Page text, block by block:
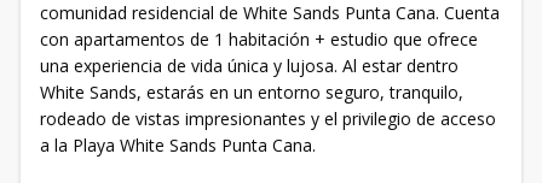
comunidad residencial de White Sands Punta Cana. Cuenta
con apartamentos de 1 habitación + estudio que ofrece
una experiencia de vida única y lujosa. Al estar dentro
White Sands, estarás en un entorno seguro, tranquilo,
rodeado de vistas impresionantes y el privilegio de acceso
a la Playa White Sands Punta Cana.